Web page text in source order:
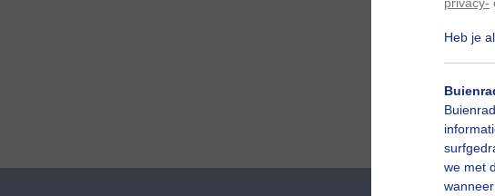
Heb je
we met